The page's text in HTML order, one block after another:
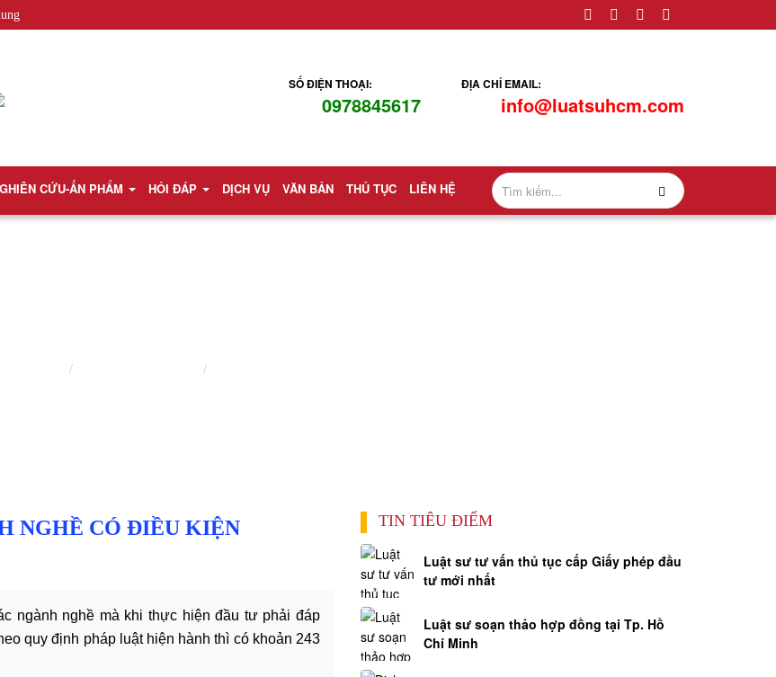
SỐ ĐIỆN THOẠI:
0978845617
ĐỊA CHỈ EMAIL:
info@luatsuhcm.com
CỨU-ẤN PHẨM HỎI ĐÁP DỊCH VỤ VĂN BẢN THỦ TỤC LIÊN HỆ
NGHỀ CÓ ĐIỀU KIỆN
ngành nghề mà khi thực hiện đầu tư phải đáp
quy định pháp luật hiện hành thì có khoản 243
TIN TIÊU ĐIỂM
Luật sư tư vấn thủ tục cấp Giấy phép đầu
tư mới nhất
Luật sư soạn thảo hợp đồng tại Tp. Hồ
Chí Minh